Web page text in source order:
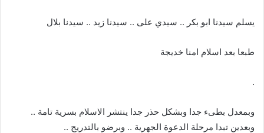
يسلم سيدنا ابو بكر .. سيدي على .. سيدنا زيد .. سيدنا بلال
طبعا بعد اسلام امنا خديجة
.
وبمعدل بطىء جدا وبشكل حذر جدا ينتشر الاسلام بسرية تامة ..
وبعدين تبدا مرحلة الدعوة الجهرية .. وبرضو بالتدريج ..